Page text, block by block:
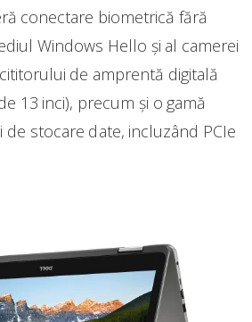
conectare biometrică fără
Windows Hello şi al camerei
de amprentă digitală
13 inci), precum şi o gamă
stocare date, incluzând PCIe